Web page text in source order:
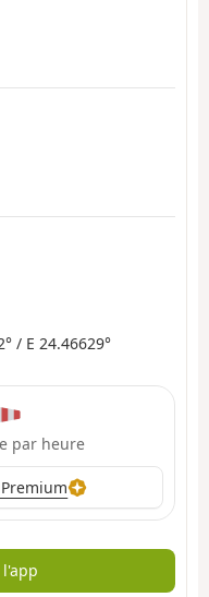
/ E 24.46629°
par heure